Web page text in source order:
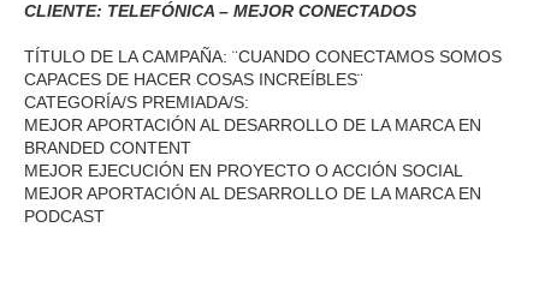
CLIENTE: TELEFÓNICA – MEJOR CONECTADOS
TÍTULO DE LA CAMPAÑA: ¨CUANDO CONECTAMOS SOMOS
CAPACES DE HACER COSAS INCREÍBLES¨
CATEGORÍA/S PREMIADA/S:
MEJOR APORTACIÓN AL DESARROLLO DE LA MARCA EN
BRANDED CONTENT
MEJOR EJECUCIÓN EN PROYECTO O ACCIÓN SOCIAL
MEJOR APORTACIÓN AL DESARROLLO DE LA MARCA EN
PODCAST